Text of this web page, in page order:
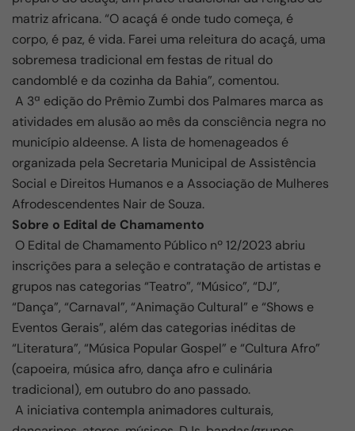
matriz africana. “O acaçá é onde tudo começa, é
corpo, é paz, é vida. Farei uma releitura do acaçá, uma
sobremesa tradicional em festas de ritual do
candomblé e da cozinha da Bahia”, comentou.
A 3ª edição do Prêmio Zumbi dos Palmares marca as
atividades em alusão ao mês da consciência negra no
município aldeense. A lista de homenageados é
organizada pela Secretaria Municipal de Assistência
Social e Direitos Humanos e a Associação de Mulheres
Afrodescendentes Nair de Souza.
Sobre o Edital de Chamamento
O Edital de Chamamento Público nº 12/2023 abriu
inscrições para a seleção e contratação de artistas e
grupos nas categorias “Teatro”, “Músico”, “DJ”,
“Dança”, “Carnaval”, “Animação Cultural” e “Shows e
Eventos Gerais”, além das categorias inéditas de
“Literatura”, “Música Popular Gospel” e “Cultura Afro”
(capoeira, música afro, dança afro e culinária
tradicional), em outubro do ano passado.
A iniciativa contempla animadores culturais,